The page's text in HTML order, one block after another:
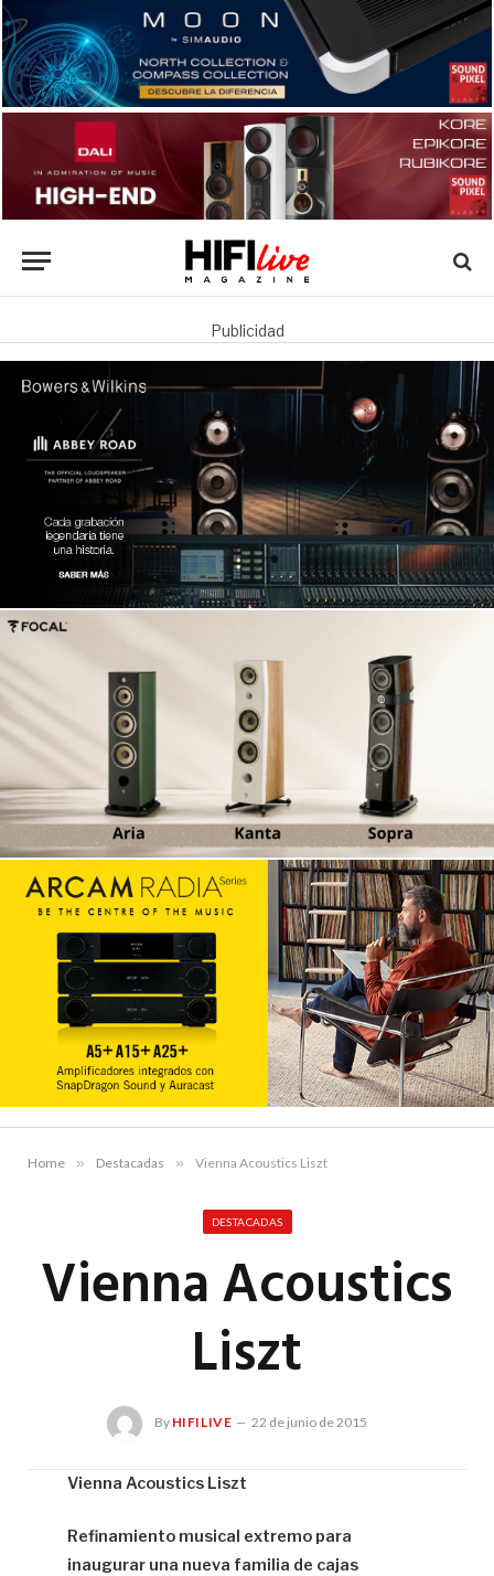
Publicidad
Home » Destacadas » Vienna Acoustics Liszt
DESTACADAS
Vienna Acoustics
Liszt
By HIFILIVE 22 de junio de 2015
Vienna Acoustics Liszt
Refinamiento musical extremo para
inaugurar una nueva familia de cajas